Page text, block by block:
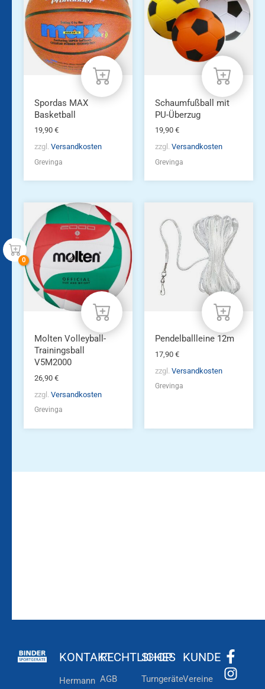
Spordas MAX
Basketball
19,90 €
zzgl. Versandkosten
Grevinga
Schaumfußball mit
PU-Überzug
19,90 €
zzgl. Versandkosten
Grevinga
Molten Volleyball-
Trainingsball
V5M2000
26,90 €
zzgl. Versandkosten
Grevinga
Pendelballleine 12m
17,90 €
zzgl. Versandkosten
Grevinga
KONTAKT
Hermann
RECHTLICHES
AGB
SHOP
Turngeräte
KUNDE
Vereine